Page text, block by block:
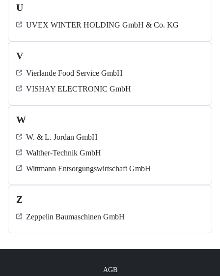
U
UVEX WINTER HOLDING GmbH & Co. KG
V
Vierlande Food Service GmbH
VISHAY ELECTRONIC GmbH
W
W. & L. Jordan GmbH
Walther-Technik GmbH
Wittmann Entsorgungswirtschaft GmbH
Z
Zeppelin Baumaschinen GmbH
AGB